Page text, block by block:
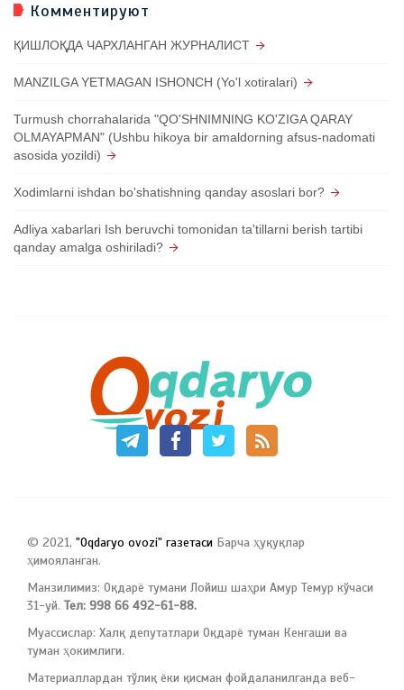
Комментируют
ҚИШЛОҚДА ЧАРХЛАНГАН ЖУРНАЛИСТ
MANZILGA YETMAGAN ISHONCH (Yo'l xotiralari)
Turmush chorrahalarida "QO'SHNIMNING KO'ZIGA QARAY
OLMAYAPMAN" (Ushbu hikoya bir amaldorning afsus-nadomati
asosida yozildi)
Xodimlarni ishdan bo'shatishning qanday asoslari bor?
Adliya xabarlari Ish beruvchi tomonidan ta'tillarni berish tartibi
qanday amalga oshiriladi?
© 2021, "Oqdaryo ovozi" газетаси Барча ҳуқуқлар
ҳимояланган.
Манзилимиз: Оқдарё тумани Лойиш шаҳри Амур Темур кўчаси
31-уй. Тел: 998 66 492-61-88.
Муассислар: Халқ депутатлари Оқдарё туман Кенгаши ва
туман ҳокимлиги.
Материаллардан тўлиқ ёки қисман фойдаланилганда веб-